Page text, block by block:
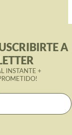
A
INSTANTE +